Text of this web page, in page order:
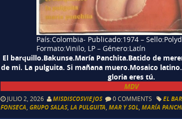
País:Colombia- Publicado:1974 –
Formato:Vinilo, LP – Género:Latín
El barquillo.Bakunse.María Panchita.Batido de
de mi. La pulguita. Si mañana muero.Mosaico
gloria eres tú.
MDV
JULIO 2, 2026 MISDISCOSVIEJOS 0 COMMENTS EL
FONSECA ,GRUPO SALAS,LA PULGUITA ,MAR Y SOL ,MARÍA